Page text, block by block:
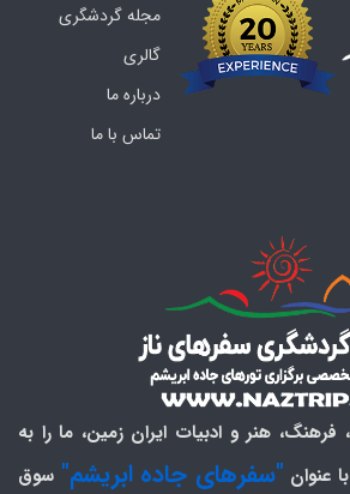
مجله گردشگری
گالری
درباره ما
تماس با ما
هنر و ادبیات ایران زمین، ما را به
عنوان "سفرهای جاده ابریشم" سوق